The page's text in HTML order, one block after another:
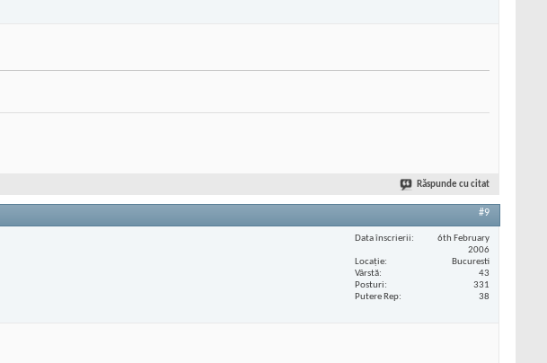
Răspunde cu citat
#9
Data înscrierii
6th February
2006
Locaţie
Bucuresti
Vârstă
43
Posturi
331
Putere Rep
38